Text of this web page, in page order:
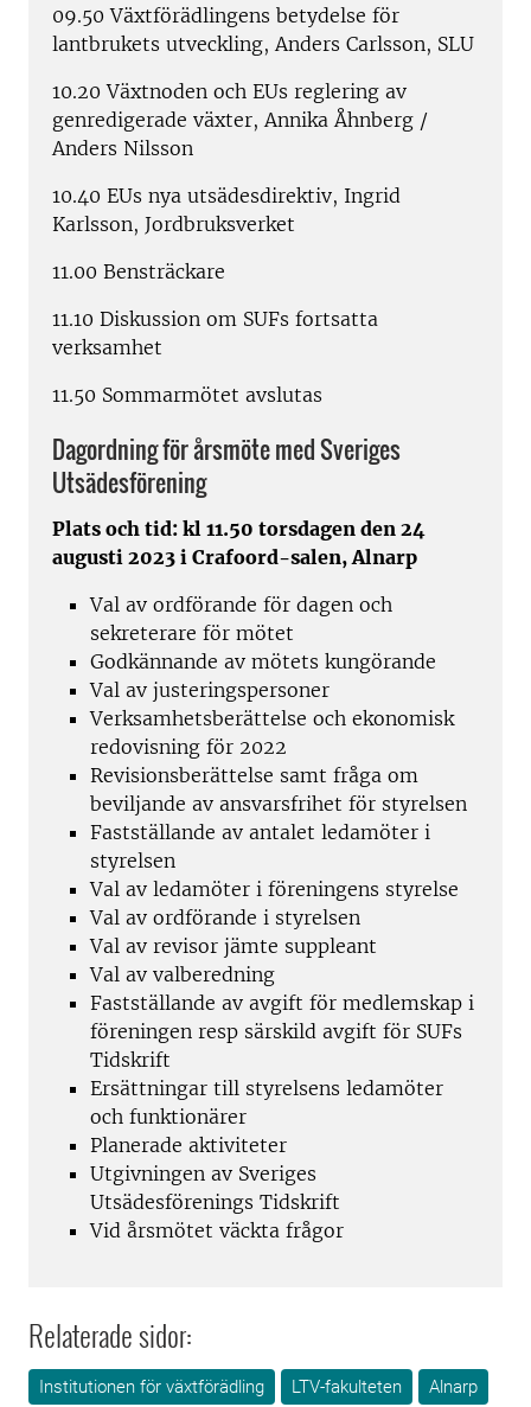
09.50 Växtförädlingens betydelse för
lantbrukets utveckling, Anders Carlsson, SLU
10.20 Växtnoden och EUs reglering av
genredigerade växter, Annika Åhnberg /
Anders Nilsson
10.40 EUs nya utsädesdirektiv, Ingrid
Karlsson, Jordbruksverket
11.00 Bensträckare
11.10 Diskussion om SUFs fortsatta
verksamhet
11.50 Sommarmötet avslutas
Dagordning för årsmöte med Sveriges
Utsädesförening
Plats och tid: kl 11.50 torsdagen den 24
augusti 2023 i Crafoord-salen, Alnarp
Val av ordförande för dagen och
sekreterare för mötet
Godkännande av mötets kungörande
Val av justeringspersoner
Verksamhetsberättelse och ekonomisk
redovisning för 2022
Revisionsberättelse samt fråga om
beviljande av ansvarsfrihet för styrelsen
Fastställande av antalet ledamöter i
styrelsen
Val av ledamöter i föreningens styrelse
Val av ordförande i styrelsen
Val av revisor jämte suppleant
Val av valberedning
Fastställande av avgift för medlemskap i
föreningen resp särskild avgift för SUFs
Tidskrift
Ersättningar till styrelsens ledamöter
och funktionärer
Planerade aktiviteter
Utgivningen av Sveriges
Utsädesförenings Tidskrift
Vid årsmötet väckta frågor
Relaterade sidor:
Institutionen för växtförädling LTV-fakulteten
Alnarp